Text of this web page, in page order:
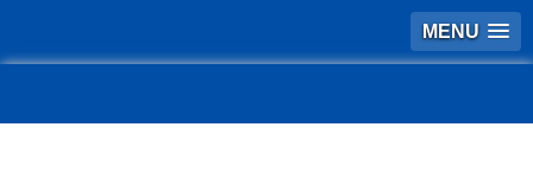
MENU